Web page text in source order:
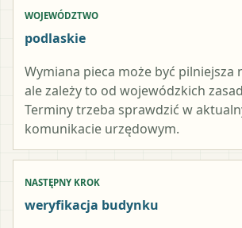
WOJEWÓDZTWO
podlaskie
Wymiana pieca może być pilniejsza
ale zależy to od wojewódzkich
Terminy trzeba sprawdzić w
komunikacie urzędowym.
NASTĘPNY KROK
weryfikacja budynku